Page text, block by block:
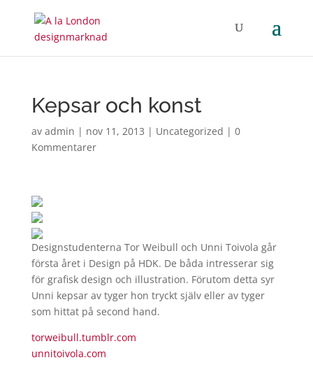
Kepsar och konst
av admin | nov 11, 2013 | Uncategorized | 0
Kommentarer
Designstudenterna Tor Weibull och Unni Toivola går
första året i Design på HDK. De båda intresserar sig
för grafisk design och illustration. Förutom detta syr
Unni kepsar av tyger hon tryckt själv eller av tyger
som hittat på second hand.
torweibull.tumblr.com
unnitoivola.com